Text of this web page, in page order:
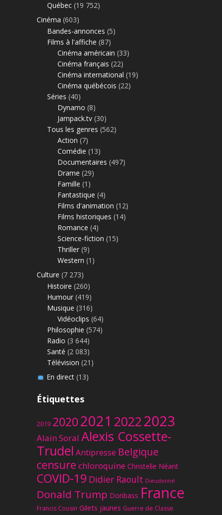
Québec (19 752)
Cinéma (603)
Bandes-annonces (5)
Films à l'affiche (87)
Cinéma américain (33)
Cinéma français (22)
Cinéma international (19)
Cinéma québécois (22)
Séries (40)
Dynamo (8)
Jampack.tv (30)
Tous les genres (562)
Action (7)
Comédie (13)
Documentaires (497)
Drame (29)
Famille (1)
Fantastique (4)
Films d'animation (12)
Films historiques (14)
Romance (4)
Science-fiction (15)
Thriller (9)
Western (1)
Culture (7 273)
Histoire (260)
Humour (419)
Musique (316)
Vidéoclips (64)
Philosophie (574)
Radio (3 644)
Santé (2 083)
Télévision (21)
En direct(13)
Étiquettes
2019 20202021 20222023
Alain Soral Alexis Cossette-
Trudel Antipresse Belgique
censure chloroquine Christelle Néant
COVID-19 Didier Raoult Dieudonné
Donald Trump Donbass France
Francis Cousin Gilets jaunes Guerre de Classe